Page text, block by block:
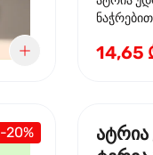
ნაჭრებით,
ნიორი)
14,65
-20%